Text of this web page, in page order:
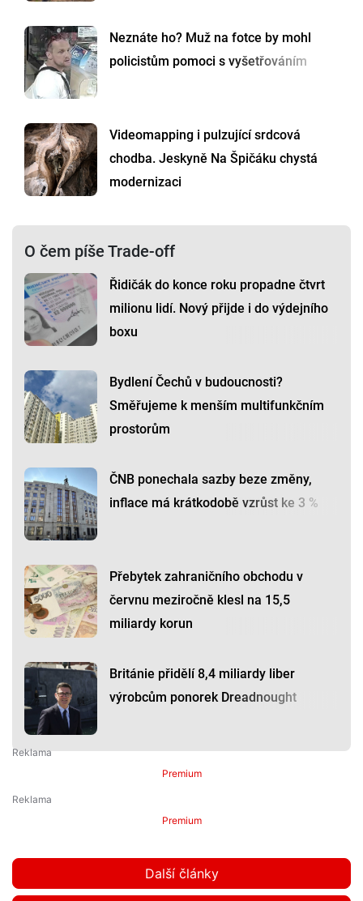
Neznáte ho? Muž na fotce by mohl
policistům pomoci s vyšetřováním
Videomapping i pulzující srdcová
chodba. Jeskyně Na Špičáku chystá
modernizaci
O čem píše Trade-off
Řidičák do konce roku propadne čtvrt
milionu lidí. Nový přijde i do výdejního
boxu
Bydlení Čechů v budoucnosti?
Směřujeme k menším multifunkčním
prostorům
ČNB ponechala sazby beze změny,
inflace má krátkodobě vzrůst ke 3 %
Přebytek zahraničního obchodu v
červnu meziročně klesl na 15,5
miliardy korun
Británie přidělí 8,4 miliardy liber
výrobcům ponorek Dreadnought
Premium
Premium
Další články